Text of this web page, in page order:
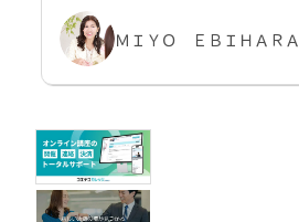
ＭＩＹＯ ＥＢＩＨＡＲＡ